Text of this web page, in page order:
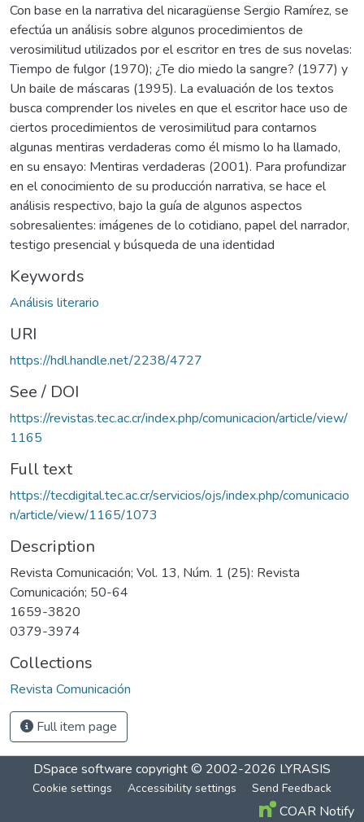
Con base en la narrativa del nicaragüense Sergio Ramírez, se
efectúa un análisis sobre algunos procedimientos de
verosimilitud utilizados por el escritor en tres de sus novelas:
Tiempo de fulgor (1970); ¿Te dio miedo la sangre? (1977) y
Un baile de máscaras (1995). La evaluación de los textos
busca comprender los niveles en que el escritor hace uso de
ciertos procedimientos de verosimilitud para contarnos
algunas mentiras verdaderas como él mismo lo ha llamado,
en su ensayo: Mentiras verdaderas (2001). Para profundizar
en el conocimiento de su producción narrativa, se hace el
análisis respectivo, bajo la guía de algunos aspectos
sobresalientes: imágenes de lo cotidiano, papel del narrador,
testigo presencial y búsqueda de una identidad
Keywords
Análisis literario
URI
https://hdl.handle.net/2238/4727
See / DOI
https://revistas.tec.ac.cr/index.php/comunicacion/article/view/
1165
Full text
https://tecdigital.tec.ac.cr/servicios/ojs/index.php/comunicacio
n/article/view/1165/1073
Description
Revista Comunicación; Vol. 13, Núm. 1 (25): Revista
Comunicación; 50-64
1659-3820
0379-3974
Collections
Revista Comunicación
Full item page
DSpace software copyright © 2002-2026 LYRASIS
Cookie settings Accessibility settings Send Feedback
COAR Notify